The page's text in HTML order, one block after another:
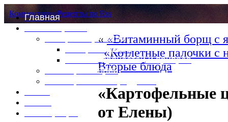
Главная
Специи и пряности
Специи и диета
Каталог пряностей и приправ
Таблица калорий
КомментарииРецепты по Rss
««Витаминный борщ с
«Котлетные палочки
Вторые блюда
«Картофельные
от Елены)